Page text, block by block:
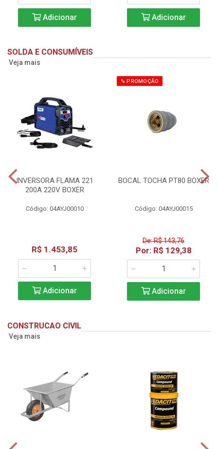
Adicionar Adicionar
SOLDA E CONSUMÍVEIS
Veja mais
INVERSORA FLAMA 221
200A 220V BOXER
Código: 04AYJ00010
R$ 1.453,85
Adicionar
% PROMOÇÃO
BOCAL TOCHA PT80 BOXER
Código: 04AYJ00015
De: R$ 143,76
Por: R$ 129,38
Adicionar
CONSTRUCAO CIVIL
Veja mais